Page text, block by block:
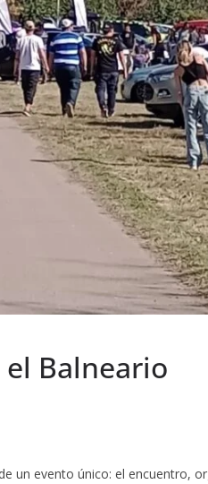
Balneario
un evento único: el encuentro,